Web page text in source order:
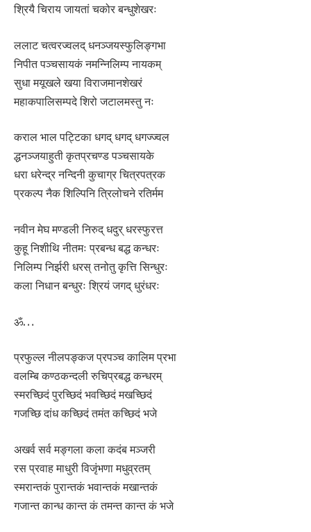
श्रियै चिराय जायतां चकोर बन्धुशेखरः
ललाट चत्वरज्वलद् धनञ्जयस्फुलिङ्गभा
निपीत पञ्चसायकं नमन्निलिम्प नायकम्
सुधा मयूखले खया विराजमानशेखरं
महाकपालिसम्पदे शिरो जटालमस्तु नः
कराल भाल पट्टिका धगद् धगद् धगज्ज्वल
द्धनञ्जयाहुती कृतप्रचण्ड पञ्चसायके
धरा धरेन्द्र नन्दिनी कुचाग्र चित्रपत्रक
प्रकल्प नैक शिल्पिनि त्रिलोचने रतिर्मम
नवीन मेघ मण्डली निरुद् धदुर् धरस्फुरत्त
कुहू निशीथि नीतमः प्रबन्ध बद्ध कन्धरः
निलिम्प निर्झरी धरस् तनोतु कृत्ति सिन्धुरः
कला निधान बन्धुरः श्रियं जगद् धुरंधरः
ॐ…
प्रफुल्ल नीलपङ्कज प्रपञ्च कालिम प्रभा
वलम्बि कण्ठकन्दली रुचिप्रबद्ध कन्धरम्
स्मरच्छिदं पुरच्छिदं भवच्छिदं मखच्छिदं
गजच्छि दांध कच्छिदं तमंत कच्छिदं भजे
अखर्व सर्व मङ्गला कला कदंब मञ्जरी
रस प्रवाह माधुरी विजृंभणा मधुव्रतम्
स्मरान्तकं पुरान्तकं भवान्तकं मखान्तकं
गजान्त कान्ध कान्त कं तमन्त कान्त कं भजे